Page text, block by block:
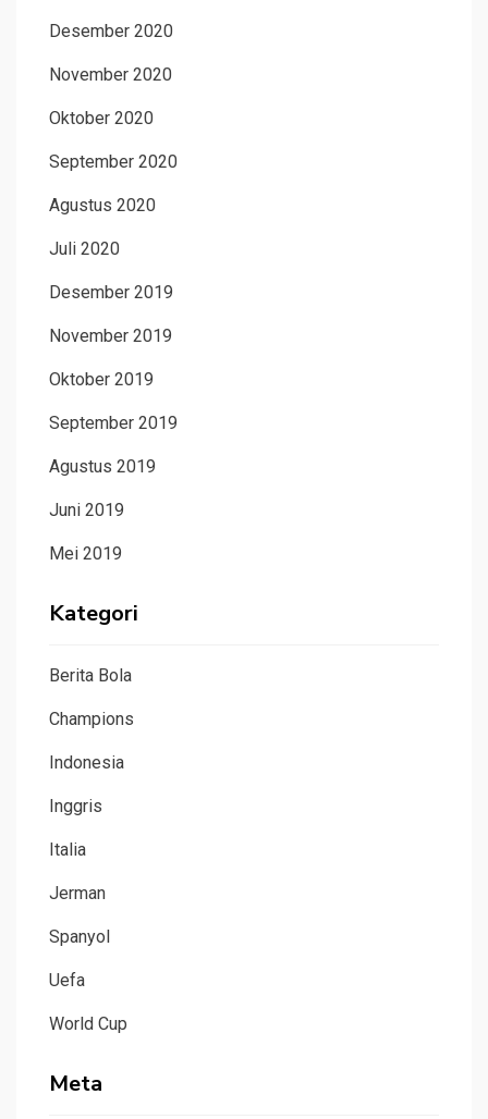
Desember 2020
November 2020
Oktober 2020
September 2020
Agustus 2020
Juli 2020
Desember 2019
November 2019
Oktober 2019
September 2019
Agustus 2019
Juni 2019
Mei 2019
Kategori
Berita Bola
Champions
Indonesia
Inggris
Italia
Jerman
Spanyol
Uefa
World Cup
Meta